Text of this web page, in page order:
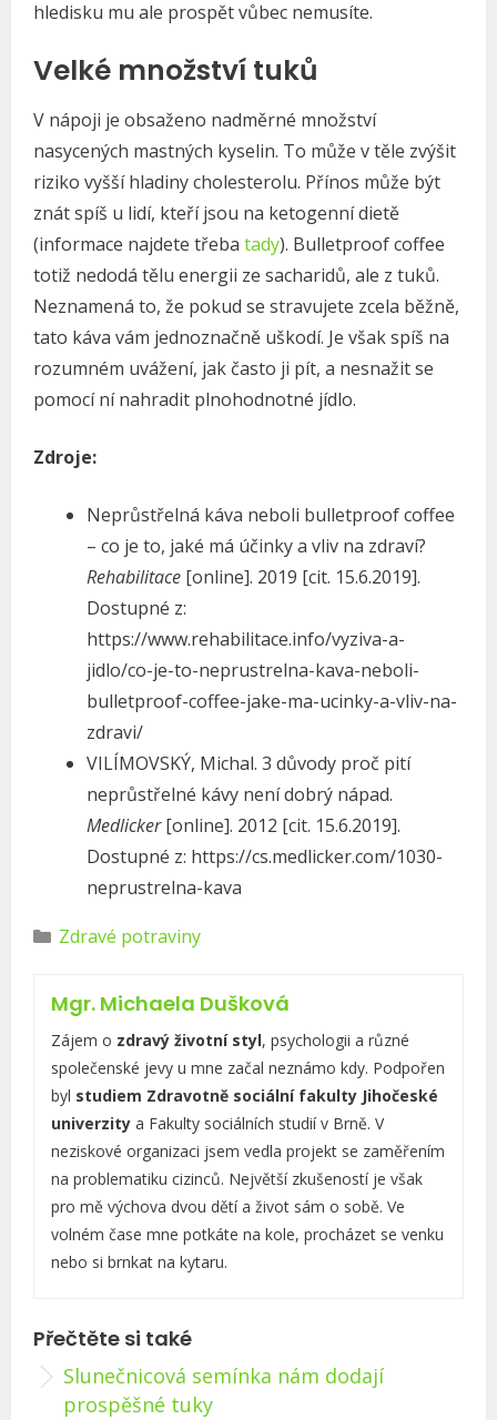
hledisku mu ale prospět vůbec nemusíte.
Velké množství tuků
V nápoji je obsaženo nadměrné množství
nasycených mastných kyselin. To může v těle zvýšit
riziko vyšší hladiny cholesterolu. Přínos může být
znát spíš u lidí, kteří jsou na ketogenní dietě
(informace najdete třeba tady). Bulletproof coffee
totiž nedodá tělu energii ze sacharidů, ale z tuků.
Neznamená to, že pokud se stravujete zcela běžně,
tato káva vám jednoznačně uškodí. Je však spíš na
rozumném uvážení, jak často ji pít, a nesnažit se
pomocí ní nahradit plnohodnotné jídlo.
Zdroje:
Neprůstřelná káva neboli bulletproof coffee
– co je to, jaké má účinky a vliv na zdraví?
Rehabilitace [online]. 2019 [cit. 15.6.2019].
Dostupné z:
https://www.rehabilitace.info/vyziva-a-
jidlo/co-je-to-neprustrelna-kava-neboli-
bulletproof-coffee-jake-ma-ucinky-a-vliv-na-
zdravi/
VILÍMOVSKÝ, Michal. 3 důvody proč pití
neprůstřelné kávy není dobrý nápad.
Medlicker[online]. 2012 [cit. 15.6.2019].
Dostupné z: https://cs.medlicker.com/1030-
neprustrelna-kava
R
r
i
k
y
Zdravé potraviny
Mgr. Michaela Dušková
Zájem o zdravý životní styl, psychologii a různé
společenské jevy u mne začal neznámo kdy. Podpořen
byl studiem Zdravotně sociální fakulty Jihočeské
univerzity a Fakulty sociálních studií v Brně. V
neziskové organizaci jsem vedla projekt se zaměřením
na problematiku cizinců. Největší zkušeností je však
pro mě výchova dvou dětí a život sám o sobě. Ve
volném čase mne potkáte na kole, procházet se venku
nebo si brnkat na kytaru.
Přečtěte si také
Slunečnicová semínka nám dodají
prospěšné tuky